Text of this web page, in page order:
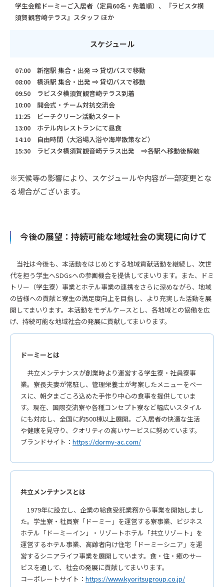
学生会館ドーミーご入居者（定員60名・先着順）、『ラビスタ横
須賀観音崎テラス』スタッフ ほか
スケジュール
07:00 新宿駅 集合・出発 ⇒ 貸切バスで移動
08:00 横浜駅 集合・出発 ⇒ 貸切バスで移動
09:50 ラビスタ横須賀観音崎テラス到着
10:00 開会式・チーム対抗交流会
11:25 ビーチクリーン活動スタート
13:00 ホテル内レストランにて昼食
14:10 自由時間（大浴場入浴や海岸散策など）
15:30 ラビスタ横須賀観音崎テラス出発 ⇒各駅へ移動後解散
※天候等の影響により、スケジュールや内容が一部変更とな
る場合がございます。
今後の展望：持続可能な地域社会の実現に向けて
当社は今後も、本活動をはじめとする地域貢献活動を継続し、次世
代を担う学生へSDGsへの参画機会を提供してまいります。また、ドミ
トリー（学生寮）事業とホテル事業の連携をさらに深めながら、地域
の皆様への貢献と寮生の満足度向上を目指し、より充実した活動を展
開してまいります。本活動をモデルケースとし、各地域との協働を広
げ、持続可能な地域社会の発展に貢献してまいります。
ドーミーとは
共立メンテナンスが創業時より運営する学生寮・社員寮事
業。寮長夫妻が常駐し、管理栄養士が考案したメニューをベー
スに、朝夕まごころ込めた手作り中心の食事を提供していま
す。現在、国際交流寮や各種コンセプト寮など幅広いスタイル
にも対応し、全国に約500棟以上展開。ご入居者の快適な生活
や健康を見守り、クオリティの高いサービスに努めています。
ブランドサイト： https://dormy-ac.com/
共立メンテナンスとは
1979年に設立し、企業の給食受託業務から事業を開始しまし
た。学生寮・社員寮「ドーミー」を運営する寮事業、ビジネス
ホテル「ドーミーイン」・リゾートホテル「共立リゾート」を
運営するホテル事業、高齢者向け住宅「ドーミーシニア」を運
営するシニアライフ事業を展開しています。食・住・癒のサー
ビスを通して、社会の発展に貢献してまいります。
コーポレートサイト： https://www.kyoritsugroup.co.jp/